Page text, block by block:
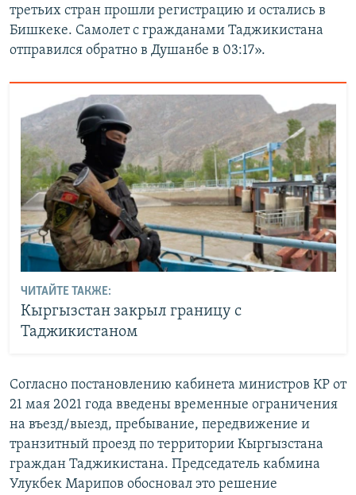
третьих стран прошли регистрацию и остались в
Бишкеке. Самолет с гражданами Таджикистана
отправился обратно в Душанбе в 03:17».
ЧИТАЙТЕ ТАКЖЕ:
Кыргызстан закрыл границу с
Таджикистаном
Согласно постановлению кабинета министров КР от
21 мая 2021 года введены временные ограничения
на въезд/выезд, пребывание, передвижение и
транзитный проезд по территории Кыргызстана
граждан Таджикистана. Председатель кабмина
Улукбек Марипов обосновал это решение